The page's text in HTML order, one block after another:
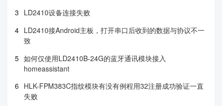
3 LD2410设备连接失败
4 LD2410接Android主板，打开串口后收到的数据与协议不一
致
5 如何仅使用LD2410B-24G的蓝牙通讯模块接入
homeassistant
6 HLK-FPM383C指纹模块有没有例程用32注册成功验证一直
失败